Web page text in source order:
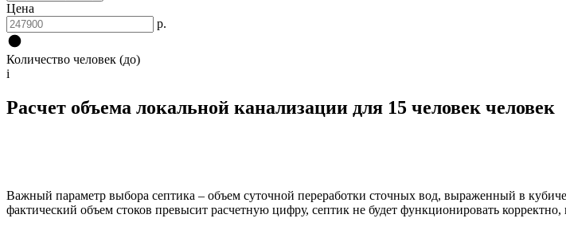
Цена
р.
Количество человек (до)
i
Расчет объема локальной канализации для 15 человек человек
Важный параметр выбора септика – объем суточной переработки сточных вод, выраженный в
фактический объем стоков превысит расчетную цифру, септик не будет функционировать